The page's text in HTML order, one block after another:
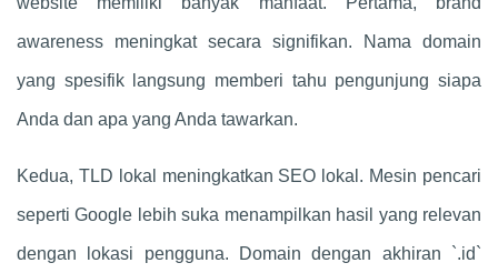
awareness meningkat secara signifikan. Nama domain
yang spesifik langsung memberi tahu pengunjung siapa
Anda dan apa yang Anda tawarkan.
Kedua, TLD lokal meningkatkan SEO lokal. Mesin pencari
seperti Google lebih suka menampilkan hasil yang relevan
dengan lokasi pengguna. Domain dengan akhiran `.id`